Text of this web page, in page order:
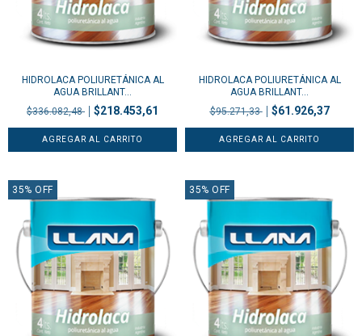
HIDROLACA POLIURETÁNICA AL
AGUA BRILLANT...
$336.082,48
$218.453,61
HIDROLACA POLIURETÁNICA AL
AGUA BRILLANT...
$95.271,33
$61.926,37
35% OFF 35% OFF